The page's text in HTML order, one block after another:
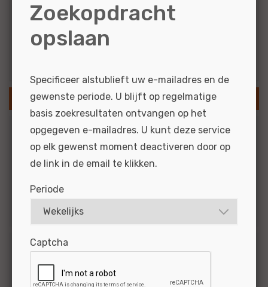
Gelderland Auto...
SLA ZOEKOPDRACHT OP
Branche
Auto's
Banden en wielen
3
Universeel
Zoekopdracht
opslaan
Specificeer alstublieft uw e-mailadres en de
gewenste periode. U blijft op regelmatige
basis zoekresultaten ontvangen op het
opgegeven e-mailadres. U kunt deze service
op elk gewenst moment deactiveren door op
de link in de email te klikken.
Periode
Captcha